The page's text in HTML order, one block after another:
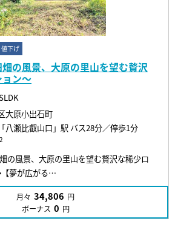
値下げ
の風景、大原の里山を望む贅沢
ン～
大原小出石町
八瀬比叡山口」駅 バス28分／停歩1分
2
の風景、大原の里山を望む贅沢な稀少ロ
ョン～ 〇 ◆【夢が広がる…
月々 34,806 円
ボーナス 0 円